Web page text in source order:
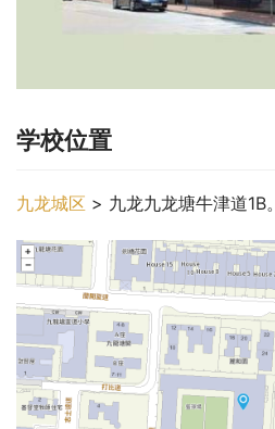
学校位置
九龙城区 > 九龙九龙塘牛津道1B。